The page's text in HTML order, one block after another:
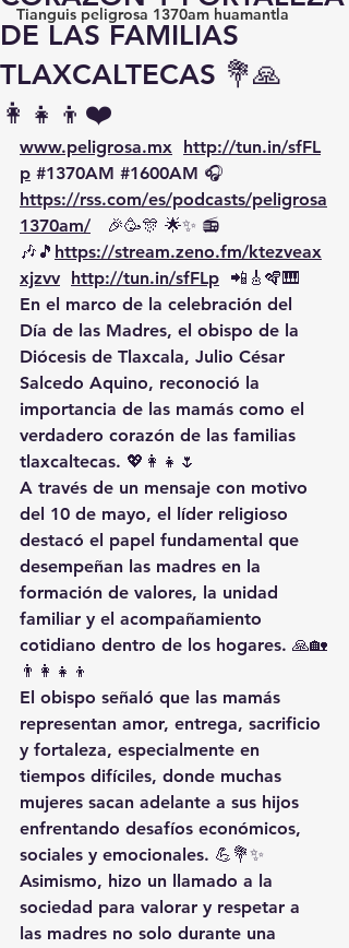
Tianguis peligrosa 1370am huamantla
DE LAS FAMILIAS
TLAXCALTECAS 💐🙏
👩‍👧‍👦❤️
www.peligrosa.mx http://tun.in/sfFL
p #1370AM #1600AM 🎧
https://rss.com/es/podcasts/peligrosa
1370am/ 🎉🥳🎊 🌟✨ 📻
🎶🎵 https://stream.zeno.fm/ktezveax
xjzvv http://tun.in/sfFLp 📲🎸🪇🎹
En el marco de la celebración del
Día de las Madres, el obispo de la
Diócesis de Tlaxcala, Julio César
Salcedo Aquino, reconoció la
importancia de las mamás como el
verdadero corazón de las familias
tlaxcaltecas. 💖👩‍👧🌷
A través de un mensaje con motivo
del 10 de mayo, el líder religioso
destacó el papel fundamental que
desempeñan las madres en la
formación de valores, la unidad
familiar y el acompañamiento
cotidiano dentro de los hogares. 🙏🏡
👨‍👩‍👧‍👦
El obispo señaló que las mamás
representan amor, entrega, sacrificio
y fortaleza, especialmente en
tiempos difíciles, donde muchas
mujeres sacan adelante a sus hijos
enfrentando desafíos económicos,
sociales y emocionales. 💪💐✨
Asimismo, hizo un llamado a la
sociedad para valorar y respetar a
las madres no solo durante una